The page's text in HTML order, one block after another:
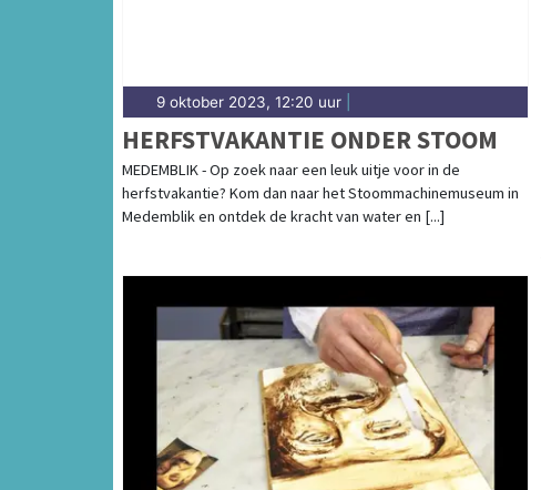
9 oktober 2023, 12:20 uur
HERFSTVAKANTIE ONDER STOOM
MEDEMBLIK - Op zoek naar een leuk uitje voor in de
herfstvakantie? Kom dan naar het Stoommachinemuseum in
Medemblik en ontdek de kracht van water en [...]